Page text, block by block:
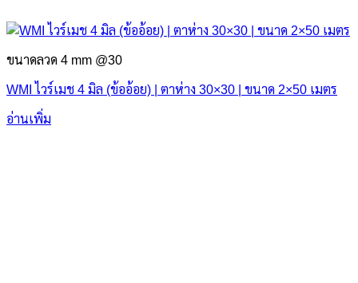
ขนาดลวด 4 mm @30
WMI ไวร์เมช 4 มิล (ข้ออ้อย) | ตาห่าง 30×30 | ขนาด 2×50 เมตร
อ่านเพิ่ม